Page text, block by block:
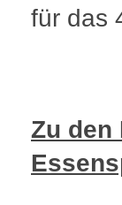
für das
Zu den